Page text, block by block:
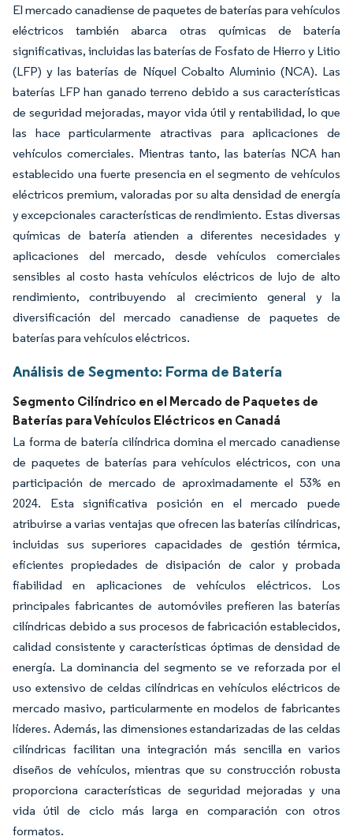
El mercado canadiense de paquetes de baterías para vehículos
eléctricos también abarca otras químicas de batería
significativas, incluidas las baterías de Fosfato de Hierro y Litio
(LFP) y las baterías de Níquel Cobalto Aluminio (NCA). Las
baterías LFP han ganado terreno debido a sus características
de seguridad mejoradas, mayor vida útil y rentabilidad, lo que
las hace particularmente atractivas para aplicaciones de
vehículos comerciales. Mientras tanto, las baterías NCA han
establecido una fuerte presencia en el segmento de vehículos
eléctricos premium, valoradas por su alta densidad de energía
y excepcionales características de rendimiento. Estas diversas
químicas de batería atienden a diferentes necesidades y
aplicaciones del mercado, desde vehículos comerciales
sensibles al costo hasta vehículos eléctricos de lujo de alto
rendimiento, contribuyendo al crecimiento general y la
diversificación del mercado canadiense de paquetes de
baterías para vehículos eléctricos.
Análisis de Segmento: Forma de Batería
Segmento Cilíndrico en el Mercado de Paquetes de
Baterías para Vehículos Eléctricos en Canadá
La forma de batería cilíndrica domina el mercado canadiense
de paquetes de baterías para vehículos eléctricos, con una
participación de mercado de aproximadamente el 53% en
2024. Esta significativa posición en el mercado puede
atribuirse a varias ventajas que ofrecen las baterías cilíndricas,
incluidas sus superiores capacidades de gestión térmica,
eficientes propiedades de disipación de calor y probada
fiabilidad en aplicaciones de vehículos eléctricos. Los
principales fabricantes de automóviles prefieren las baterías
cilíndricas debido a sus procesos de fabricación establecidos,
calidad consistente y características óptimas de densidad de
energía. La dominancia del segmento se ve reforzada por el
uso extensivo de celdas cilíndricas en vehículos eléctricos de
mercado masivo, particularmente en modelos de fabricantes
líderes. Además, las dimensiones estandarizadas de las celdas
cilíndricas facilitan una integración más sencilla en varios
diseños de vehículos, mientras que su construcción robusta
proporciona características de seguridad mejoradas y una
vida útil de ciclo más larga en comparación con otros
formatos.